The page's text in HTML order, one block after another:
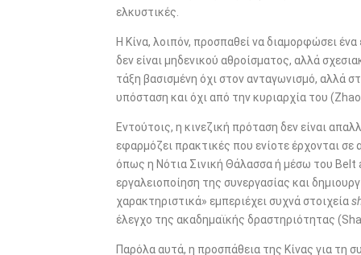
ελκυστικές.
Η Κίνα, λοιπόν, προσπαθεί να διαμορφώσει ένα
δεν είναι μηδενικού αθροίσματος, αλλά
τάξη βασισμένη όχι στον ανταγωνισμό, αλλά
υπόσταση και όχι από την κυριαρχία του
Εντούτοις, η κινεζική πρόταση δεν είναι
εφαρμόζει πρακτικές που ενίοτε έρχονται σε
όπως η Νότια Σινική Θάλασσα ή μέσω του Belt
εργαλειοποίηση της συνεργασίας και
χαρακτηριστικά» εμπεριέχει συχνά στοιχεία
έλεγχο της ακαδημαϊκής δραστηριότητας
Παρόλα αυτά, η προσπάθεια της Κίνας για τη